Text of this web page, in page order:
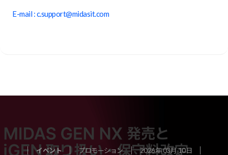
E-mail : c.support@midasit.com
イベント プロモーション 2026年 03月 10日